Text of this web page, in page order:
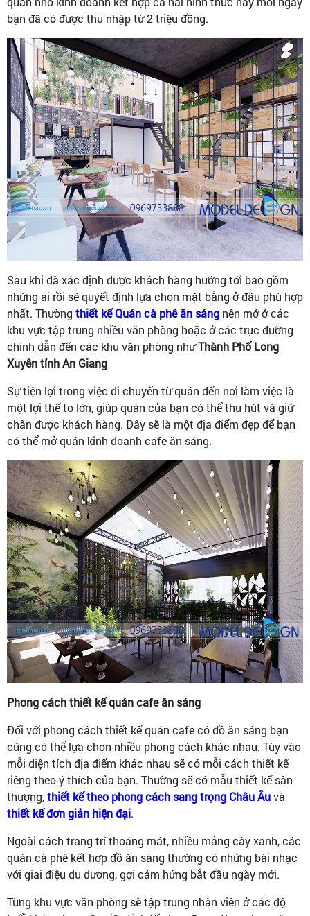
bạn đã có được thu nhập từ 2 triệu đồng.
Sau khi đã xác định được khách hàng hướng tới bao gồm
những ai rồi sẽ quyết định lựa chọn mặt bằng ở đâu phù hợp
nhất. Thường thiết kế Quán cà phê ăn sáng nên mở ở các
khu vực tập trung nhiều văn phòng hoặc ở các trục đường
chính dẫn đến các khu văn phòng nhưThành Phố Long
Xuyên tỉnh An Giang
Sự tiện lợi trong việc di chuyển từ quán đến nơi làm việc là
một lợi thế to lớn, giúp quán của bạn có thể thu hút và giữ
chân được khách hàng. Đây sẽ là một địa điểm đẹp để bạn
có thể mở quán kinh doanh cafe ăn sáng.
Phong cách thiết kế quán cafe ăn sáng
Đối với phong cách thiết kế quán cafe có đồ ăn sáng bạn
cũng có thể lựa chọn nhiều phong cách khác nhau. Tùy vào
mỗi diện tích địa điểm khác nhau sẽ có mỗi cách thiết kế
riêng theo ý thích của bạn. Thường sẽ có mẫu thiết kế sân
thượng,thiết kế theo phong cách sang trọng Châu Âuvà
thiết kế đơn giản hiện đại.
Ngoài cách trang trí thoáng mát, nhiều mảng cây xanh, các
quán cà phê kết hợp đồ ăn sáng thường có những bài nhạc
với giai điệu du dương, gợi cảm hứng bắt đầu ngày mới.
Từng khu vực văn phòng sẽ tập trung nhân viên ở các độ